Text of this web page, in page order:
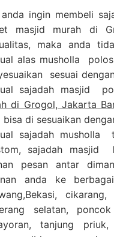
ingin membeli
masjid murah di
maka anda
alas musholla
sesuai
sajadah masjid
di Grogol, Jakarta
bisa di sesuaikan
sajadah musholla
sajadah masjid
pesan antar
anda ke
selatan,
tanjung